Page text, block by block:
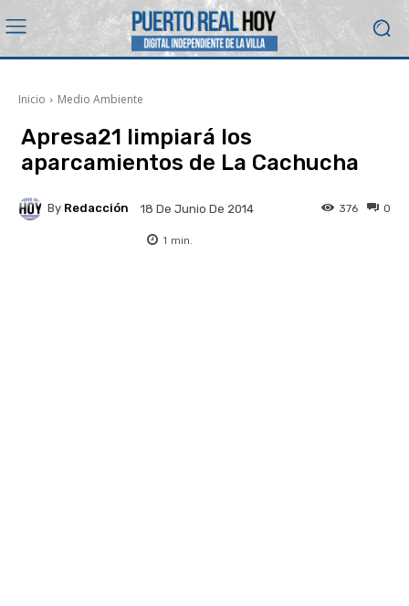
Inicio Medio Ambiente
Apresa21 limpiará los
aparcamientos de La Cachucha
By Redacción 18 De Junio De 2014 0
376
1 min.